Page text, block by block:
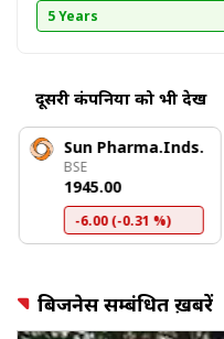
5 Years
दूसरी कंपनियों को भी देखें
Sun Pharma.Inds.
BSE
₹1945.00
-6.00 (-0.31 %)
बिजनेस सम्बंधित ख़बरें